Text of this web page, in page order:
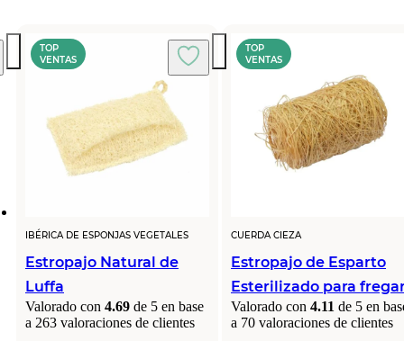
TOP
VENTAS
IBÉRICA DE ESPONJAS VEGETALES
Estropajo Natural de
Luffa
Valorado con 4.69 de 5 en base
a 263 valoraciones de clientes
TOP
VENTAS
CUERDA CIEZA
Estropajo de Esparto
Esterilizado para
Valorado con 4.11 de 5 en
a 70 valoraciones de clientes